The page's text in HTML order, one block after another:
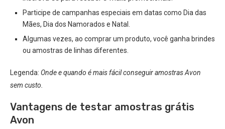
Participe de campanhas especiais em datas como Dia das
Mães, Dia dos Namorados e Natal.
Algumas vezes, ao comprar um produto, você ganha brindes
ou amostras de linhas diferentes.
Legenda: Onde e quando é mais fácil conseguir amostras Avon
sem custo.
Vantagens de testar amostras grátis
Avon